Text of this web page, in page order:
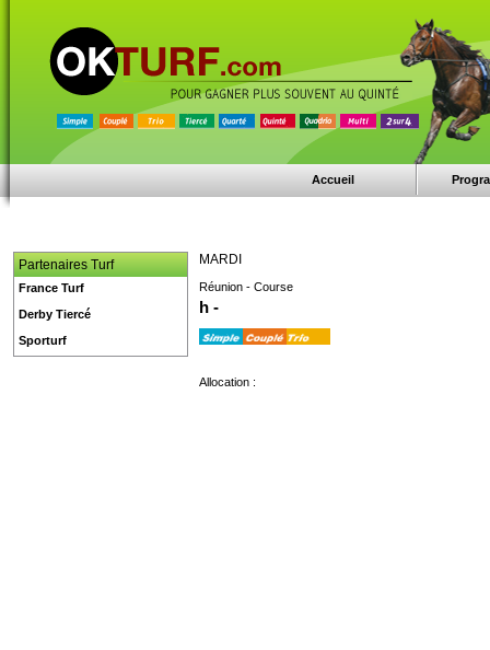
Accueil
MARDI
Réunion - Course
h -
Allocation :
Partenaires Turf
France Turf
Derby Tiercé
Sporturf